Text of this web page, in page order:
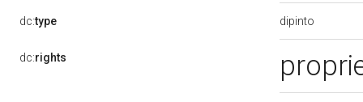
dc:type dipinto
dc:rights